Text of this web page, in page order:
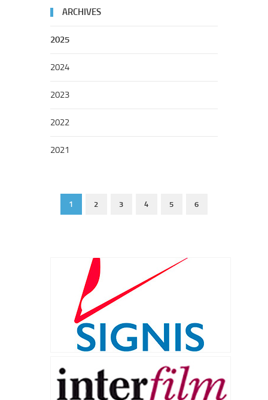
ARCHIVES
2025
2024
2023
2022
2021
1 2 3 4 5 6